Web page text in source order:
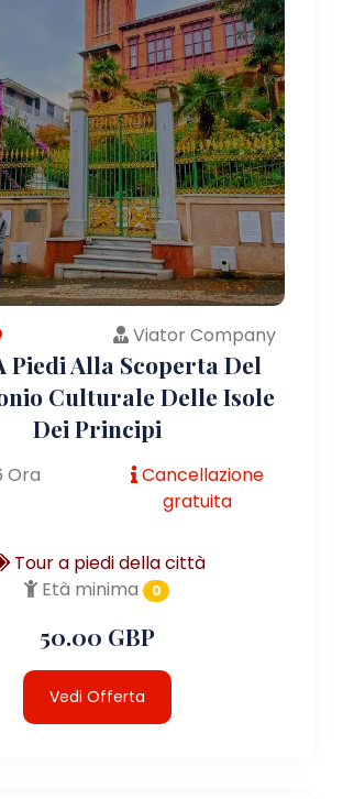
Viator Company
Piedi Alla Scoperta Del
Culturale Delle Isole
Dei Principi
Ora
Cancellazione
gratuita
Tour a piedi della città
Età minima
0
50.00 GBP
Vedi Offerta